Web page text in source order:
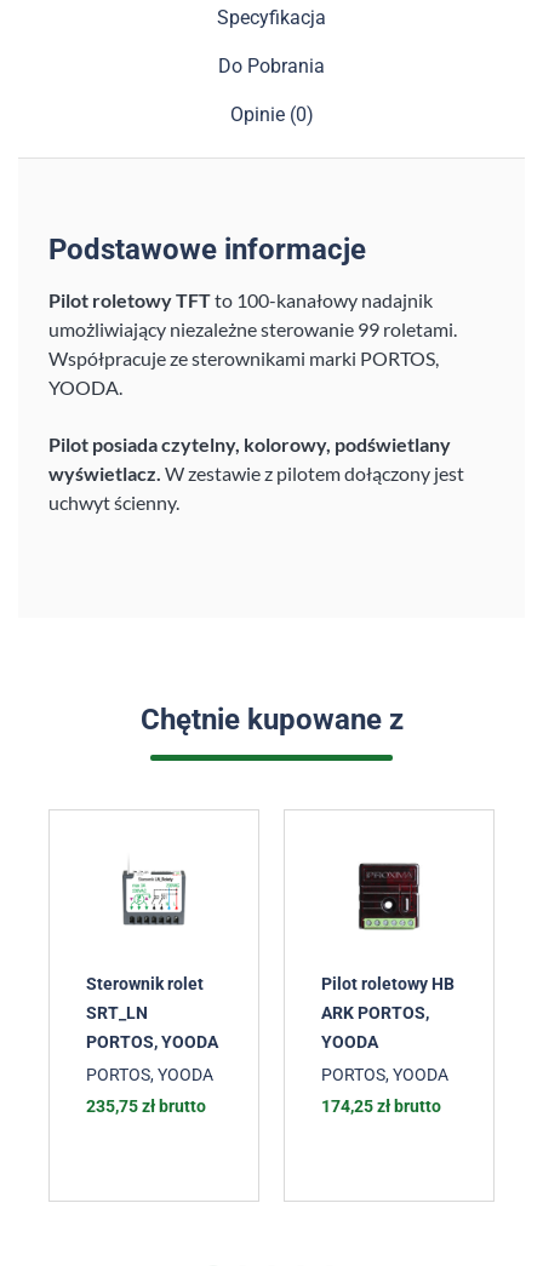
Specyfikacja
Do Pobrania
Opinie (0)
Podstawowe informacje
Pilot roletowy TFTto 100-kanałowy nadajnik
umożliwiający niezależne sterowanie 99 roletami.
Współpracuje ze sterownikami marki PORTOS,
YOODA.
Pilot posiada czytelny, kolorowy, podświetlany
wyświetlacz. W zestawie z pilotem dołączony jest
uchwyt ścienny.
Chętnie kupowane z
Sterownik rolet
SRT_LN
PORTOS, YOODA
PORTOS, YOODA
235,75zł brutto
Pilot roletowy HB
ARK PORTOS,
YOODA
PORTOS, YOODA
174,25zł brutto